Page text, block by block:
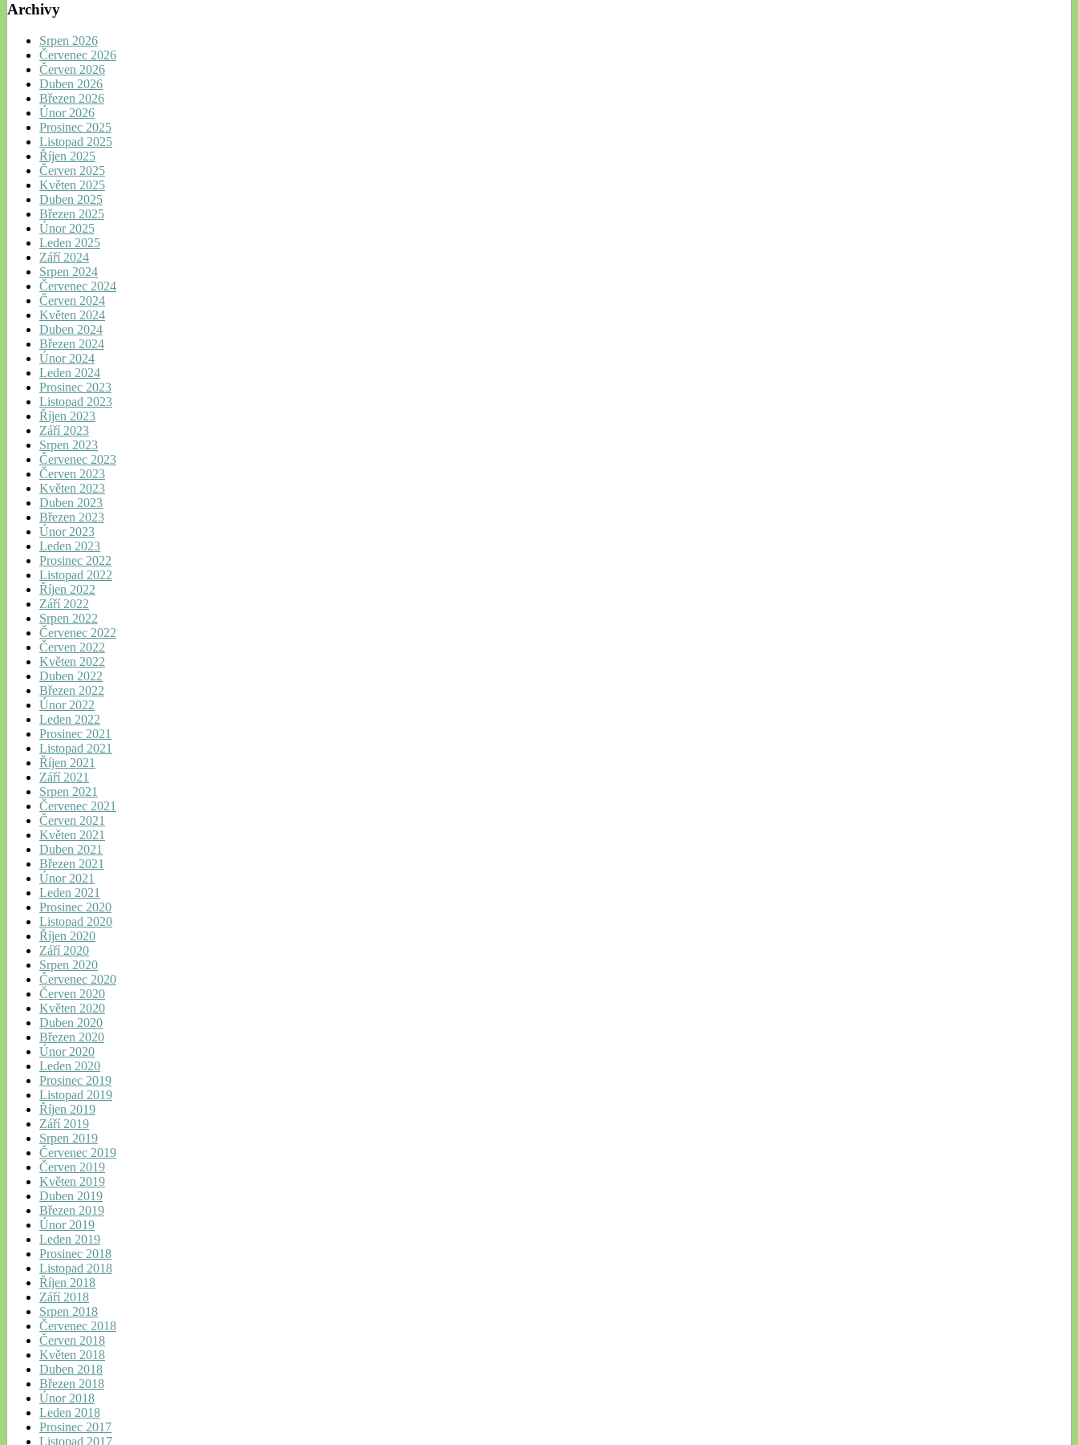
Archivy
Srpen 2026
Červenec 2026
Červen 2026
Duben 2026
Březen 2026
Únor 2026
Prosinec 2025
Listopad 2025
Říjen 2025
Červen 2025
Květen 2025
Duben 2025
Březen 2025
Únor 2025
Leden 2025
Září 2024
Srpen 2024
Červenec 2024
Červen 2024
Květen 2024
Duben 2024
Březen 2024
Únor 2024
Leden 2024
Prosinec 2023
Listopad 2023
Říjen 2023
Září 2023
Srpen 2023
Červenec 2023
Červen 2023
Květen 2023
Duben 2023
Březen 2023
Únor 2023
Leden 2023
Prosinec 2022
Listopad 2022
Říjen 2022
Září 2022
Srpen 2022
Červenec 2022
Červen 2022
Květen 2022
Duben 2022
Březen 2022
Únor 2022
Leden 2022
Prosinec 2021
Listopad 2021
Říjen 2021
Září 2021
Srpen 2021
Červenec 2021
Červen 2021
Květen 2021
Duben 2021
Březen 2021
Únor 2021
Leden 2021
Prosinec 2020
Listopad 2020
Říjen 2020
Září 2020
Srpen 2020
Červenec 2020
Červen 2020
Květen 2020
Duben 2020
Březen 2020
Únor 2020
Leden 2020
Prosinec 2019
Listopad 2019
Říjen 2019
Září 2019
Srpen 2019
Červenec 2019
Červen 2019
Květen 2019
Duben 2019
Březen 2019
Únor 2019
Leden 2019
Prosinec 2018
Listopad 2018
Říjen 2018
Září 2018
Srpen 2018
Červenec 2018
Červen 2018
Květen 2018
Duben 2018
Březen 2018
Únor 2018
Leden 2018
Prosinec 2017
Listopad 2017